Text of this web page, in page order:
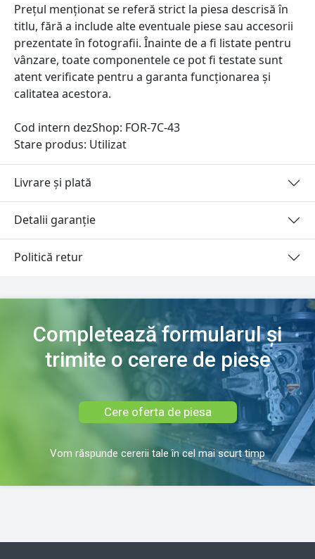
Prețul menționat se referă strict la piesa descrisă în
titlu, fără a include alte eventuale piese sau accesorii
prezentate în fotografii. Înainte de a fi listate pentru
vânzare, toate componentele ce pot fi testate sunt
atent verificate pentru a garanta funcționarea și
calitatea acestora.
Cod intern dezShop: FOR-7C-43
Stare produs: Utilizat
Livrare și plată
Detalii garanție
Politică retur
Completează formularul și
trimite o cerere de piese
Cere oferta de piesa
Vom răspunde cererii tale în cel mai scurt timp